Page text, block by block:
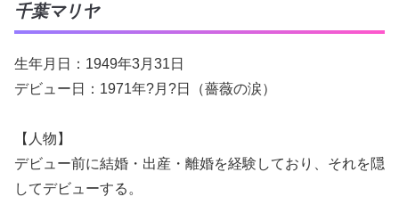
千葉マリヤ
生年月日：1949年3月31日
デビュー日：1971年?月?日（薔薇の涙）
【人物】
デビュー前に結婚・出産・離婚を経験しており、それを隠
してデビューする。